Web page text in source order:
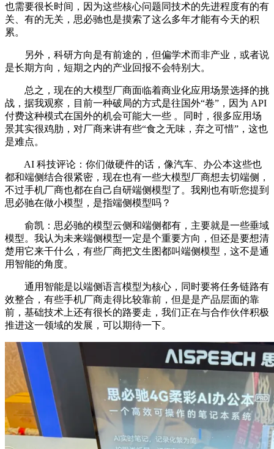
也需要很长时间，因为这些核心问题同技术的先进程度有的有
关、有的无关，思必驰也是摸索了这么多年才能有今天的积
累。
另外，科研方向是有前途的，但偏学术而非产业，或者说
是长期方向，短期之内的产业回报不会特别大。
总之，现在的大模型厂商面临着商业化应用场景选择的挑
战，据我观察，目前一种破局的方式是往国外“卷”，因为 API
付费这种模式在国外的机会可能大一些 。同时，很多应用场
景其实很鸡肋，对厂商来讲有些“食之无味，弃之可惜”，这也
是难点。
AI 科技评论：你们做硬件的话，像汽车、办公本这些也
都和端侧结合很紧密，现在也有一些大模型厂商想去切端侧，
不过手机厂商也都在自己自研端侧模型了。我刚也有听您提到
思必驰在做小模型，是指端侧模型吗？
俞凯：思必驰的模型云侧和端侧都有，主要就是一些垂域
模型。我认为未来端侧模型一定是个重要方向，但还是要想清
楚用它来干什么，有些厂商把文生图都叫端侧模型，这不是通
用智能的角度。
通用智能是以端侧语言模型为核心，同时要将任务链路有
效整合，有些手机厂商走得比较靠前，但是是产品层面的靠
前，基础技术上还有很长的路要走，我们正在与合作伙伴积极
推进这一领域的发展，可以期待一下。